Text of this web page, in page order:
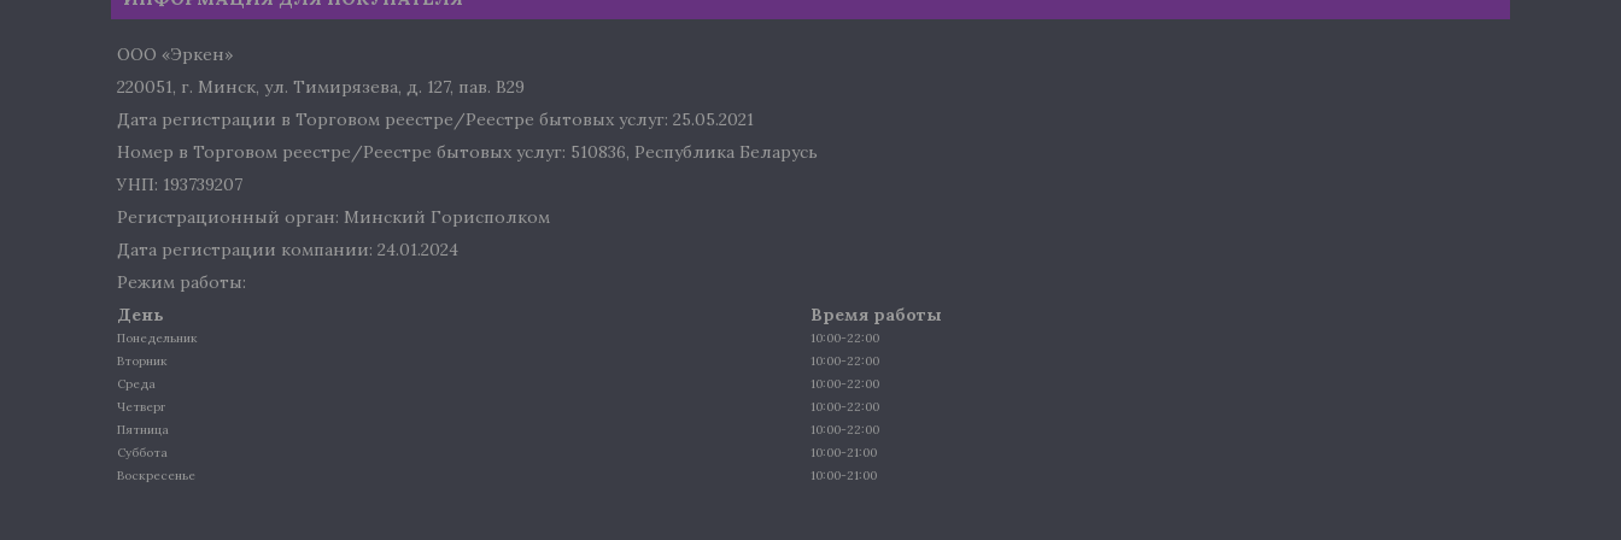
ООО «Эркен»
220051, г. Минск, ул. Тимирязева, д. 127, пав. В29
Дата регистрации в Торговом реестре/Реестре бытовых услуг: 25.05.2021
Номер в Торговом реестре/Реестре бытовых услуг: 510836, Республика Беларусь
УНП: 193739207
Регистрационный орган: Минский Горисполком
Дата регистрации компании: 24.01.2024
Режим работы:
День
Время работы
Понедельник
10:00-22:00
Вторник
10:00-22:00
Среда
10:00-22:00
Четверг
10:00-22:00
Пятница
10:00-22:00
Суббота
10:00-21:00
Воскресенье
10:00-21:00